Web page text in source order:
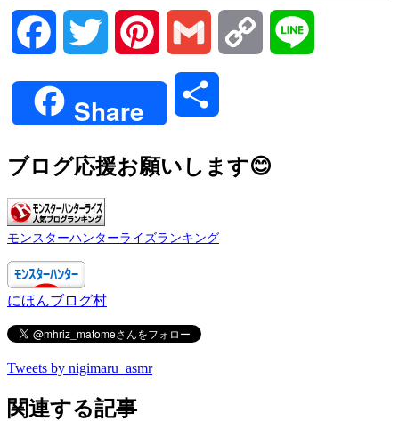
Facebook Twitter Pinterest Gmail Copy
Share
ブログ応援お願いします😊
モンスターハンターライズランキング
にほんブログ村
Tweets by nigimaru_asmr
関連する記事